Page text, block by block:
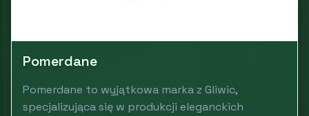
Pomerdane
Pomerdane to wyjątkowa marka z Gliwic,
specjalizująca się w produkcji eleganckich